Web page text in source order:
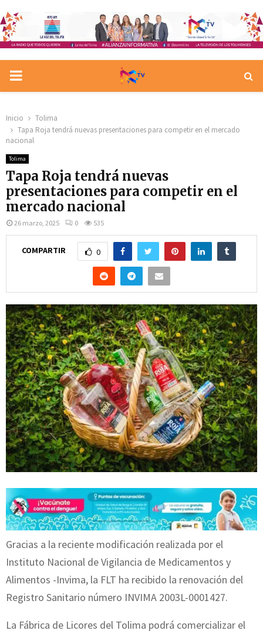
PRIMARY
Inicio
Tolima
Tapa Roja tendrá nuevas presentaciones para competir en el mercado
nacional
Tolima
Tapa Roja tendrá nuevas
presentaciones para competir en el
mercado nacional
26 marzo, 2025 0 535
COMPARTIR 0
Gracias a la reciente modificación realizada por el
Instituto Nacional de Vigilancia de Medicamentos y
Alimentos -Invima, la FLT ha recibido la renovación del
Registro Sanitario número INVIMA 2003L-0001427.
La Fábrica de Licores del Tolima podrá comercializar el